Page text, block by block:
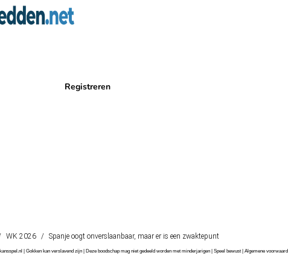
Registreren
WK 2026 / Spanje oogt onverslaanbaar, maar er is een zwaktepunt
| Gokken kan verslavend zijn | Deze boodschap mag niet gedeeld worden met minderjarigen | Speel bewust | Algemene